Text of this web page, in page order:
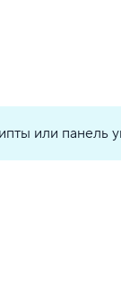
или панель